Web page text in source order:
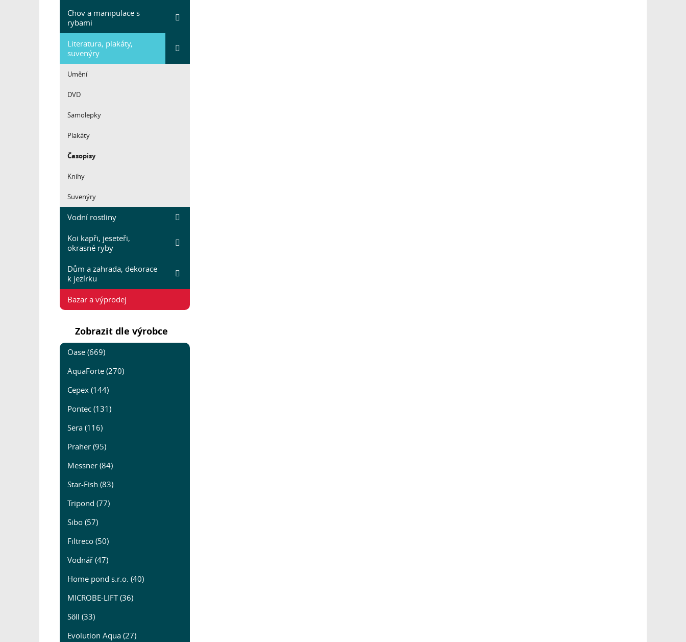
Chov a manipulace s
rybami
Literatura, plakáty,
suvenýry
Umění
DVD
Samolepky
Plakáty
Časopisy
Knihy
Suvenýry
Vodní rostliny
Koi kapři, jeseteři,
okrasné ryby
Dům a zahrada, dekorace
k jezírku
Bazar a výprodej
Zobrazit dle výrobce
Oase (669)
AquaForte (270)
Cepex (144)
Pontec (131)
Sera (116)
Praher (95)
Messner (84)
Star-Fish (83)
Tripond (77)
Sibo (57)
Filtreco (50)
Vodnář (47)
Home pond s.r.o. (40)
MICROBE-LIFT (36)
Söll (33)
Evolution Aqua (27)